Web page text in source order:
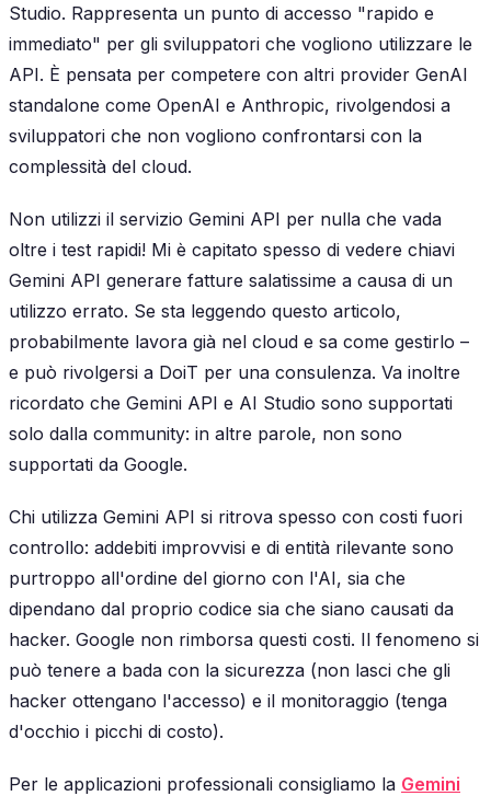
Studio. Rappresenta un punto di accesso "rapido e
immediato" per gli sviluppatori che vogliono utilizzare le
API. È pensata per competere con altri provider GenAI
standalone come OpenAI e Anthropic, rivolgendosi a
sviluppatori che non vogliono confrontarsi con la
complessità del cloud.
Non utilizzi il servizio Gemini API per nulla che vada
oltre i test rapidi! Mi è capitato spesso di vedere chiavi
Gemini API generare fatture salatissime a causa di un
utilizzo errato. Se sta leggendo questo articolo,
probabilmente lavora già nel cloud e sa come gestirlo –
e può rivolgersi a DoiT per una consulenza. Va inoltre
ricordato che Gemini API e AI Studio sono supportati
solo dalla community: in altre parole, non sono
supportati da Google.
Chi utilizza Gemini API si ritrova spesso con costi fuori
controllo: addebiti improvvisi e di entità rilevante sono
purtroppo all'ordine del giorno con l'AI, sia che
dipendano dal proprio codice sia che siano causati da
hacker. Google non rimborsa questi costi. Il fenomeno si
può tenere a bada con la sicurezza (non lasci che gli
hacker ottengano l'accesso) e il monitoraggio (tenga
d'occhio i picchi di costo).
Per le applicazioni professionali consigliamo la Gemini